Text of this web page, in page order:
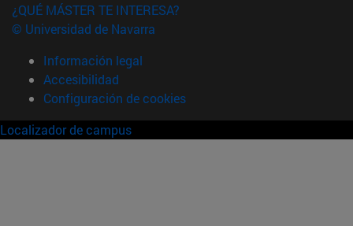
¿QUÉ MÁSTER TE INTERESA?
© Universidad de Navarra
Información legal
Accesibilidad
Configuración de cookies
Localizador de campus